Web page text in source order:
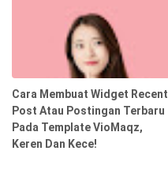
Cara Membuat Widget Recent
Post Atau Postingan Terbaru
Pada Template VioMaqz,
Keren Dan Kece!